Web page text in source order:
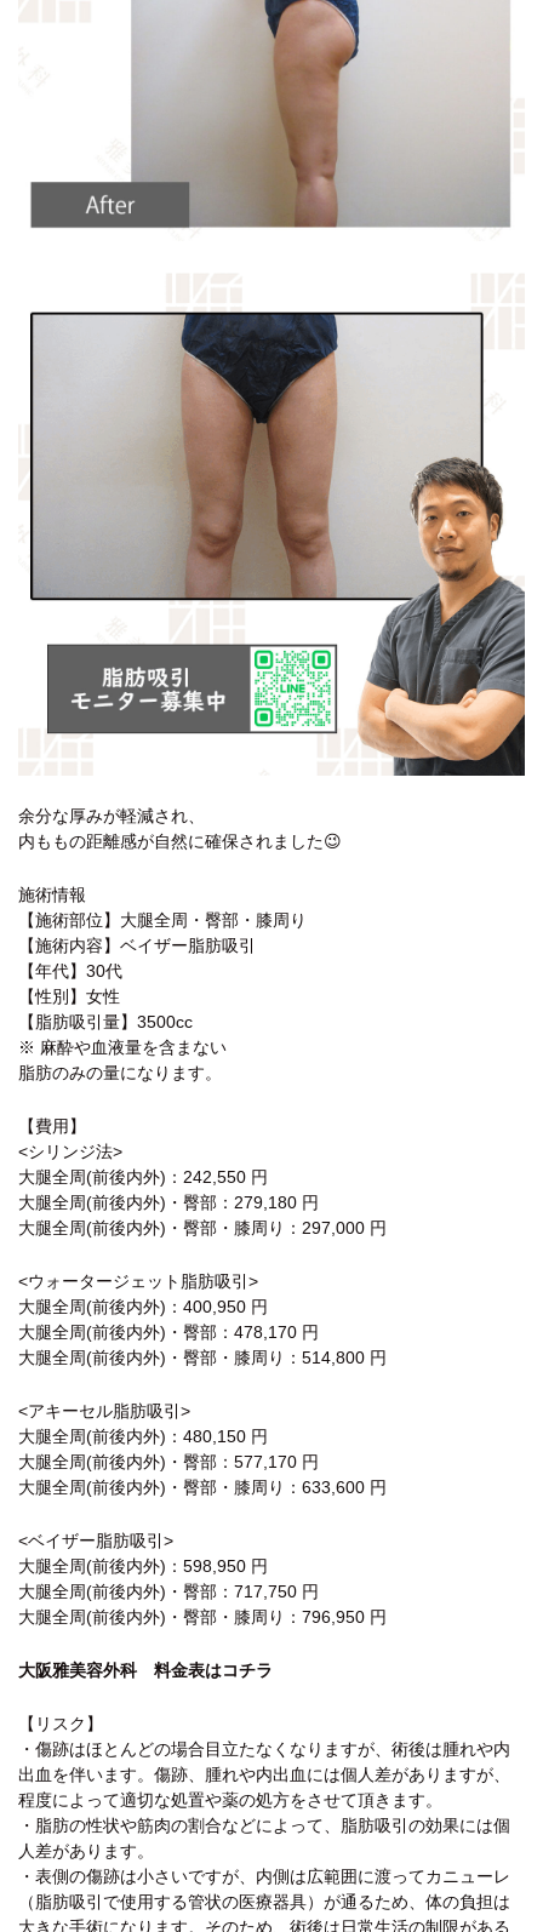
余分な厚みが軽減され、
内ももの距離感が自然に確保されました😉
施術情報
【施術部位】大腿全周・臀部・膝周り
【施術内容】ベイザー脂肪吸引
【年代】30代
【性別】女性
【脂肪吸引量】3500cc
※ 麻酔や血液量を含まない
脂肪のみの量になります。
【費用】
<シリンジ法>
大腿全周(前後内外)：242,550 円
大腿全周(前後内外)・臀部：279,180 円
大腿全周(前後内外)・臀部・膝周り：297,000 円
<ウォータージェット脂肪吸引>
大腿全周(前後内外)：400,950 円
大腿全周(前後内外)・臀部：478,170 円
大腿全周(前後内外)・臀部・膝周り：514,800 円
<アキーセル脂肪吸引>
大腿全周(前後内外)：480,150 円
大腿全周(前後内外)・臀部：577,170 円
大腿全周(前後内外)・臀部・膝周り：633,600 円
<ベイザー脂肪吸引>
大腿全周(前後内外)：598,950 円
大腿全周(前後内外)・臀部：717,750 円
大腿全周(前後内外)・臀部・膝周り：796,950 円
大阪雅美容外科 料金表はコチラ
【リスク】
・傷跡はほとんどの場合目立たなくなりますが、術後は腫れや内
出血を伴います。傷跡、腫れや内出血には個人差がありますが、
程度によって適切な処置や薬の処方をさせて頂きます。
・脂肪の性状や筋肉の割合などによって、脂肪吸引の効果には個
人差があります。
・表側の傷跡は小さいですが、内側は広範囲に渡ってカニューレ
（脂肪吸引で使用する管状の医療器具）が通るため、体の負担は
大きな手術になります。そのため、術後は日常生活の制限がある